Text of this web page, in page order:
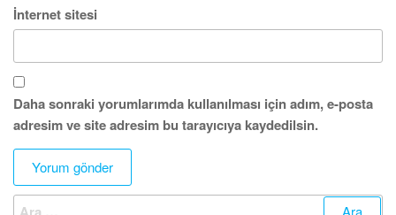
İnternet sitesi
Daha sonraki yorumlarımda kullanılması için adım, e-posta
adresim ve site adresim bu tarayıcıya kaydedilsin.
Arama: